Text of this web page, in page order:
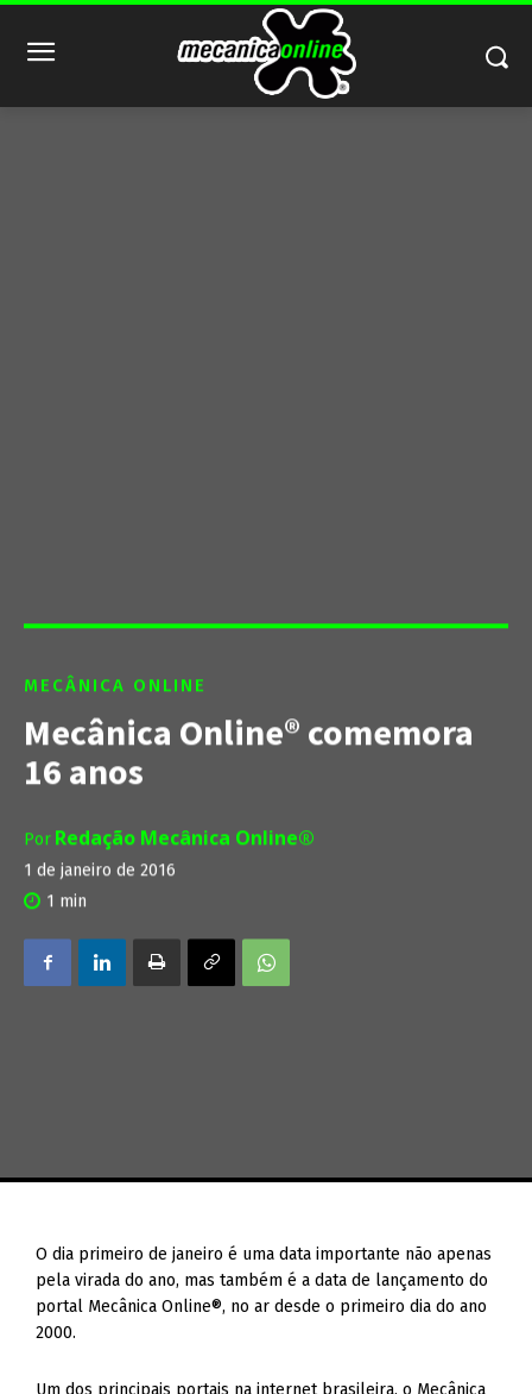
MECÂNICA ONLINE
Mecânica Online® comemora
16 anos
Por Redação Mecânica Online®
1 de janeiro de 2016
1 min
O dia primeiro de janeiro é uma data importante não apenas
pela virada do ano, mas também é a data de lançamento do
portal Mecânica Online®, no ar desde o primeiro dia do ano
2000.
Um dos principais portais na internet brasileira, o Mecânica